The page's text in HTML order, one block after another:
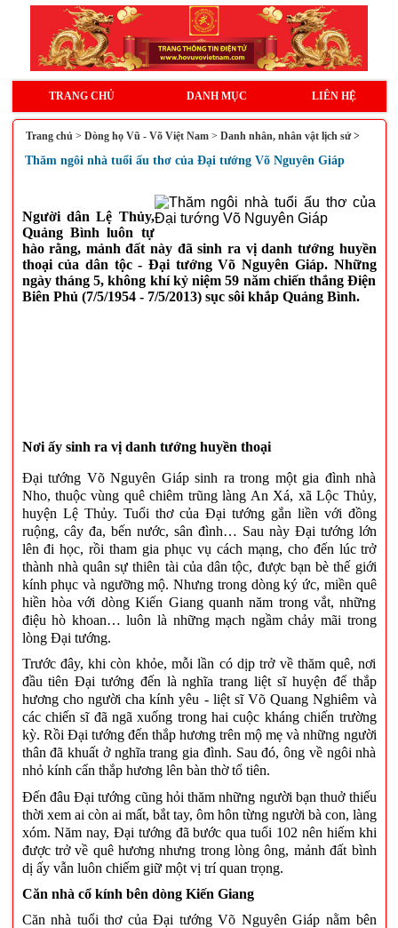
TRANG CHỦ DANH MỤC LIÊN HỆ
Trang chủ > Dòng họ Vũ - Võ Việt Nam> Danh nhân, nhân vật lịch sử >
Thăm ngôi nhà tuổi ấu thơ của Đại tướng Võ Nguyên Giáp
Người dân Lệ Thủy,
Quảng Bình luôn tự
hào rằng, mảnh đất này đã sinh ra vị danh tướng huyền
thoại của dân tộc - Đại tướng Võ Nguyên Giáp. Những
ngày tháng 5, không khí kỷ niệm 59 năm chiến thắng Điện
Biên Phủ (7/5/1954 - 7/5/2013) sục sôi khắp Quảng Bình.
Nơi ấy sinh ra vị danh tướng huyền thoại
Đại tướng Võ Nguyên Giáp sinh ra trong một gia đình nhà
Nho, thuộc vùng quê chiêm trũng làng An Xá, xã Lộc Thủy,
huyện Lệ Thủy. Tuổi thơ của Đại tướng gắn liền với đồng
ruộng, cây đa, bến nước, sân đình… Sau này Đại tướng lớn
lên đi học, rồi tham gia phục vụ cách mạng, cho đến lúc trở
thành nhà quân sự thiên tài của dân tộc, được bạn bè thế giới
kính phục và ngưỡng mộ. Nhưng trong dòng ký ức, miền quê
hiền hòa với dòng Kiến Giang quanh năm trong vắt, những
điệu hò khoan… luôn là những mạch ngầm chảy mãi trong
lòng Đại tướng.
Trước đây, khi còn khỏe, mỗi lần có dịp trở về thăm quê, nơi
đầu tiên Đại tướng đến là nghĩa trang liệt sĩ huyện để thắp
hương cho người cha kính yêu - liệt sĩ Võ Quang Nghiêm và
các chiến sĩ đã ngã xuống trong hai cuộc kháng chiến trường
kỳ. Rồi Đại tướng đến thắp hương trên mộ mẹ và những người
thân đã khuất ở nghĩa trang gia đình. Sau đó, ông về ngôi nhà
nhỏ kính cẩn thắp hương lên bàn thờ tổ tiên.
Đến đâu Đại tướng cũng hỏi thăm những người bạn thuở thiếu
thời xem ai còn ai mất, bắt tay, ôm hôn từng người bà con, làng
xóm. Năm nay, Đại tướng đã bước qua tuổi 102 nên hiếm khi
được trở về quê hương nhưng trong lòng ông, mảnh đất bình
dị ấy vẫn luôn chiếm giữ một vị trí quan trọng.
Căn nhà cổ kính bên dòng Kiến Giang
Căn nhà tuổi thơ của Đại tướng Võ Nguyên Giáp nằm bên